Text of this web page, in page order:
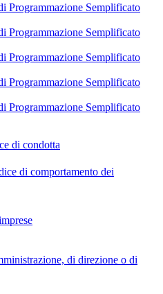
Programmazione Semplificato
Programmazione Semplificato
Programmazione Semplificato
Programmazione Semplificato
Programmazione Semplificato
di condotta
di comportamento dei
di direzione o di